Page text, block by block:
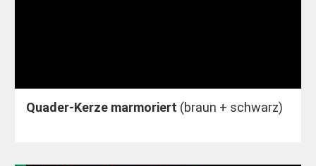
Quader-Kerze marmoriert (braun + schwarz)